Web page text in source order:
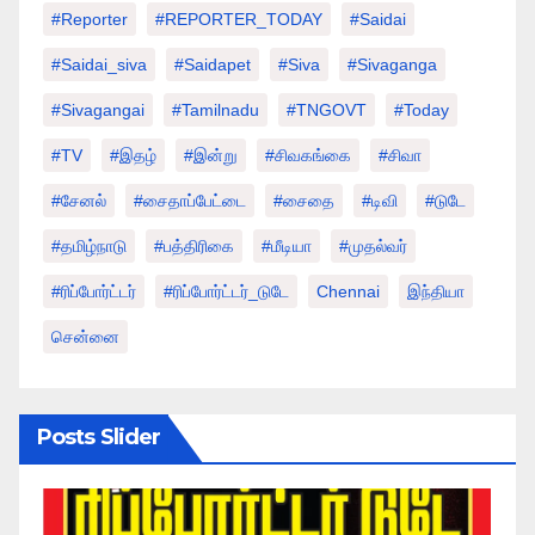
#Reporter #REPORTER_TODAY #saidai
#saidai_siva #saidapet #Siva #Sivaganga
#sivagangai #tamilnadu #TNGOVT #today
#TV #இதழ் #இன்று #சிவகங்கை #சிவா
#சேனல் #சைதாப்பேட்டை #சைதை #டிவி #டுடே
#தமிழ்நாடு #பத்திரிகை #மீடியா #முதல்வர்
#ரிப்போர்ட்டர் #ரிப்போர்ட்டர்_டுடே Chennai இந்தியா
சென்னை
Posts Slider